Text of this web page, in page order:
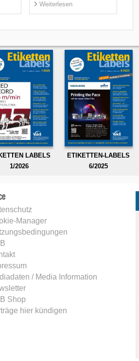
Weiterlesen
LABELS
1/2026
ETIKETTEN-LABELS
6/2025
Manager
/ Media Information
Shop
hier kündigen